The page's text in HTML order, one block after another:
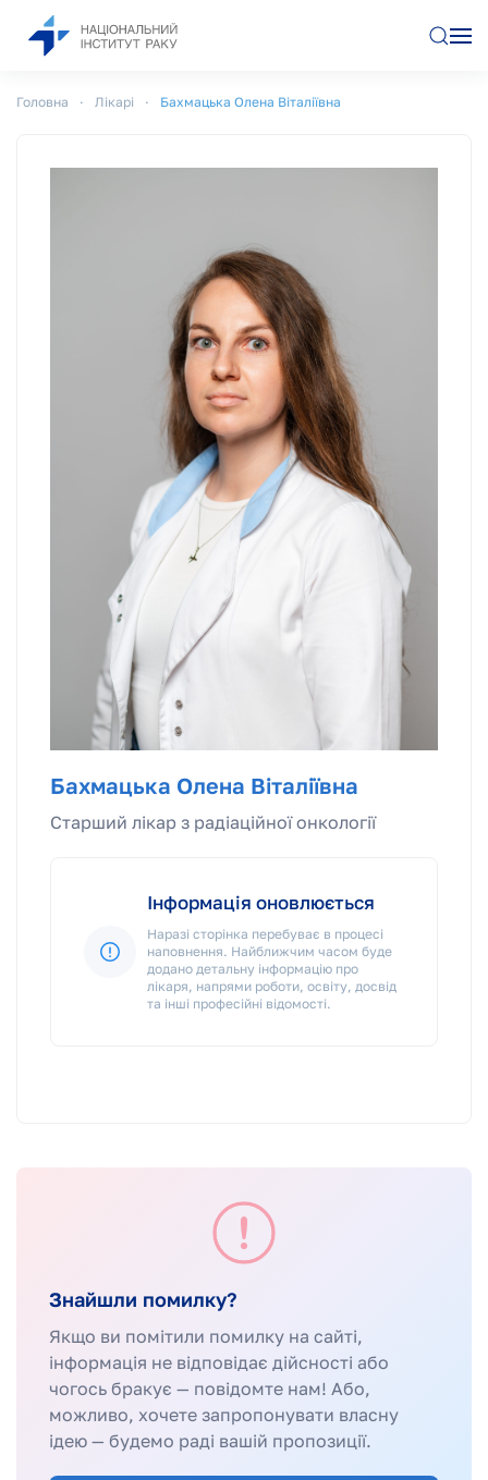
Головна Лікарі Бахмацька Олена Віталіївна
Бахмацька Олена Віталіївна
Старший лікар з радіаційної онкології
Інформація оновлюється
Наразі сторінка перебуває в процесі
наповнення. Найближчим часом буде
додано детальну інформацію про
лікаря, напрями роботи, освіту, досвід
та інші професійні відомості.
Знайшли помилку?
Якщо ви помітили помилку на сайті,
інформація не відповідає дійсності або
чогось бракує — повідомте нам! Або,
можливо, хочете запропонувати власну
ідею — будемо раді вашій пропозиції.